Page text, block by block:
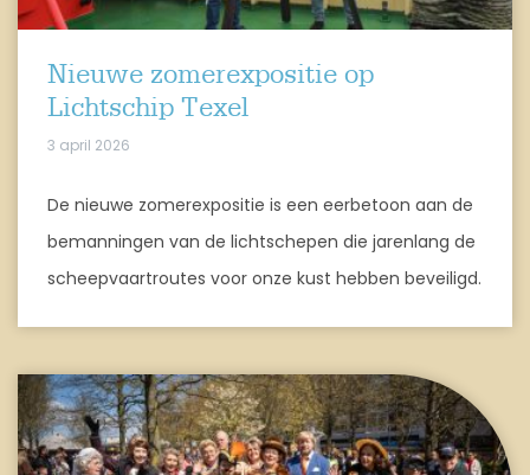
Nieuwe zomerexpositie op
Lichtschip Texel
3 april 2026
De nieuwe zomerexpositie is een eerbetoon aan de
bemanningen van de lichtschepen die jarenlang de
scheepvaartroutes voor onze kust hebben beveiligd.